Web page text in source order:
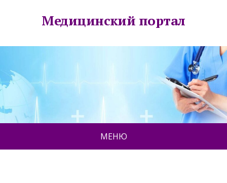
Медицинский портал
МЕНЮ